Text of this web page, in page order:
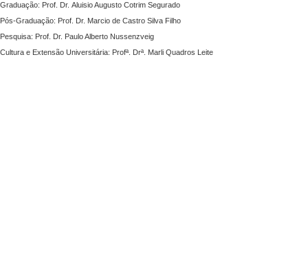
Graduação: Prof. Dr. Aluisio Augusto Cotrim Segurado
Pós-Graduação: Prof. Dr. Marcio de Castro Silva Filho
Pesquisa: Prof. Dr. Paulo Alberto Nussenzveig
Cultura e Extensão Universitária: Profª. Drª. Marli Quadros Leite